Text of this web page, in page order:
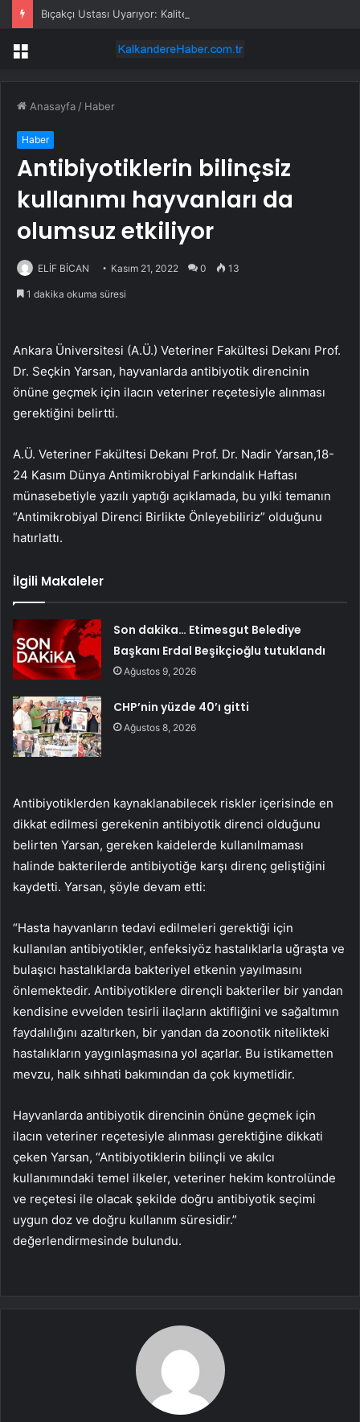
Bıçakçı Ustası Uyarıyor: Kaliteli Bıçak Alın!
Menü
Anasayfa / Haber
Haber
Antibiyotiklerin bilinçsiz
kullanımı hayvanları da
olumsuz etkiliyor
ELİF BİCAN Kasım 21, 2022 0 13
1 dakika okuma süresi
Ankara Üniversitesi (A.Ü.) Veteriner Fakültesi Dekanı Prof.
Dr. Seçkin Yarsan, hayvanlarda antibiyotik direncinin
önüne geçmek için ilacın veteriner reçetesiyle alınması
gerektiğini belirtti.
A.Ü. Veteriner Fakültesi Dekanı Prof. Dr. Nadir Yarsan,18-
24 Kasım Dünya Antimikrobiyal Farkındalık Haftası
münasebetiyle yazılı yaptığı açıklamada, bu yılki temanın
“Antimikrobiyal Direnci Birlikte Önleyebiliriz” olduğunu
hatırlattı.
İlgili Makaleler
Son dakika… Etimesgut Belediye
Başkanı Erdal Beşikçioğlu tutuklandı
Ağustos 9, 2026
CHP’nin yüzde 40’ı gitti
Ağustos 8, 2026
Antibiyotiklerden kaynaklanabilecek riskler içerisinde en
dikkat edilmesi gerekenin antibiyotik direnci olduğunu
belirten Yarsan, gereken kaidelerde kullanılmaması
halinde bakterilerde antibiyotiğe karşı direnç geliştiğini
kaydetti. Yarsan, şöyle devam etti:
“Hasta hayvanların tedavi edilmeleri gerektiği için
kullanılan antibiyotikler, enfeksiyöz hastalıklarla uğraşta ve
bulaşıcı hastalıklarda bakteriyel etkenin yayılmasını
önlemektedir. Antibiyotiklere dirençli bakteriler bir yandan
kendisine evvelden tesirli ilaçların aktifliğini ve sağaltımın
faydalılığını azaltırken, bir yandan da zoonotik nitelikteki
hastalıkların yaygınlaşmasına yol açarlar. Bu istikametten
mevzu, halk sıhhati bakımından da çok kıymetlidir.
Hayvanlarda antibiyotik direncinin önüne geçmek için
ilacın veteriner reçetesiyle alınması gerektiğine dikkati
çeken Yarsan, “Antibiyotiklerin bilinçli ve akılcı
kullanımındaki temel ilkeler, veteriner hekim kontrolünde
ve reçetesi ile olacak şekilde doğru antibiyotik seçimi
uygun doz ve doğru kullanım süresidir.”
değerlendirmesinde bulundu.